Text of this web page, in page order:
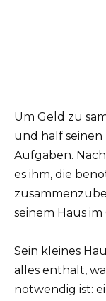
Um Geld zu
und half seinen
Aufgaben.
es ihm, die
seinem Haus
Sein kleines
alles enthält,
notwendig ist: